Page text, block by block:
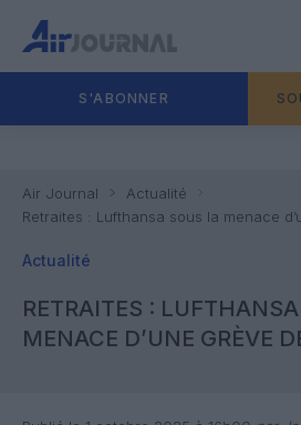
S'ABONNER
Air Journal
Actualité
Retraites : Lufthansa sous la menace
Actualité
RETRAITES :
MENACE D’UNE GRÈVE